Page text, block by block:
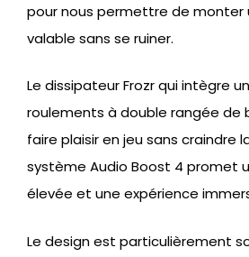
pour nous permettre de monter
valable sans se ruiner.
Le dissipateur Frozr qui intègre
roulements à double rangée de
faire plaisir en jeu sans craindre
système Audio Boost 4 promet
élevée et une expérience
Le design est particulièrement